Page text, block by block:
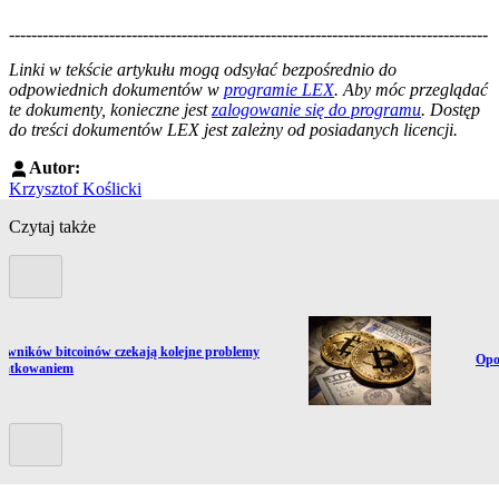
--------------------------------------------------------------------------------------
Linki w tekście artykułu mogą odsyłać bezpośrednio do
odpowiednich dokumentów w programie LEX. Aby móc przeglądać
te dokumenty, konieczne jestzalogowanie się do programu. Dostęp
do treści dokumentów LEX jest zależny od posiadanych licencji.
Autor:
Krzysztof Koślicki
Czytaj także
do artykułu:bitcoinów czekają kolejne problemy